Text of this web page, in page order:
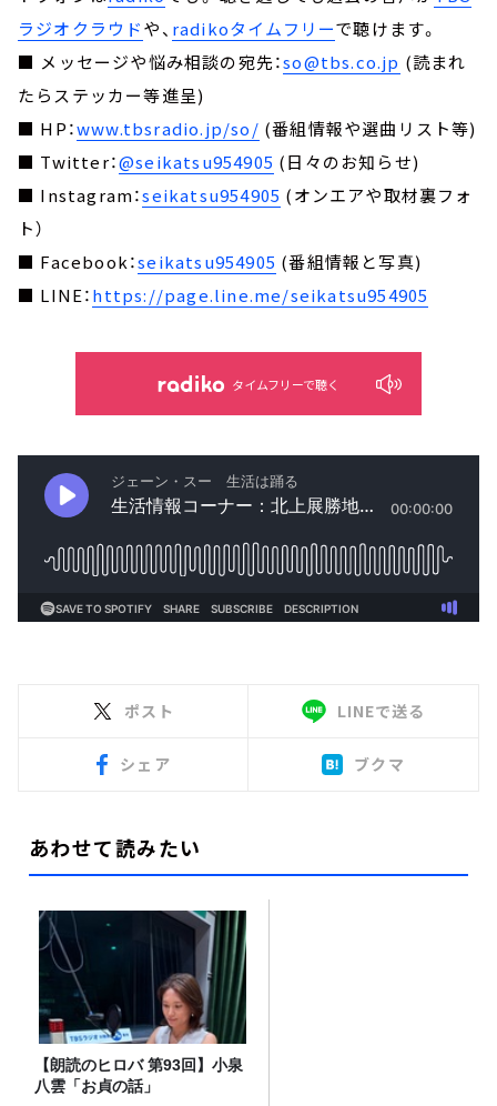
ラジオクラウドや、 radikoタイムフリーで聴けます。
■ メッセージや悩み相談の宛先：so@tbs.co.jp (読まれ
たらステッカー等進呈)
■ HP：www.tbsradio.jp/so/ (番組情報や選曲リスト等)
■ Twitter：@seikatsu954905 (日々のお知らせ)
■ Instagram：seikatsu954905 (オンエアや取材裏フォ
ト）
■ Facebook：seikatsu954905 (番組情報と写真)
■ LINE：https://page.line.me/seikatsu954905
タイムフリーで聴く
ポスト LINEで送る
シェア ブクマ
あわせて読みたい
【朗読のヒロバ 第93回】小泉
八雲「お貞の話」